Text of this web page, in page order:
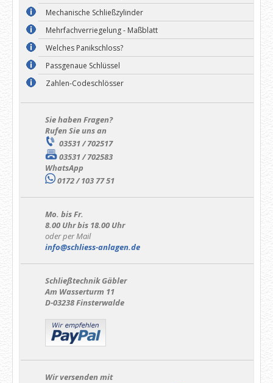
Mechanische Schließzylinder
Mehrfachverriegelung - Maßblatt
Welches Panikschloss?
Passgenaue Schlüssel
Zahlen-Codeschlösser
Sie haben Fragen?
Rufen Sie uns an
03531 / 702517
03531 / 702583
WhatsApp
0172 / 103 77 51
Mo. bis Fr.
8.00 Uhr bis 18.00 Uhr
oder per Mail
info@schliess-anlagen.de
Schließtechnik Gäbler
Am Wasserturm 11
D-03238 Finsterwalde
Wir versenden mit